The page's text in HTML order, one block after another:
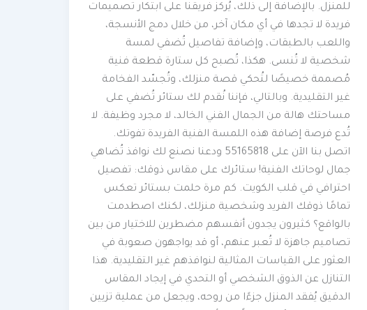
للمنزل. بالإضافة إلى ذلك، يُركز فريقنا على ابتكار تصميمات
فريدة لا تجدها في أي مكان آخر، من خلال دمج الأنسجة،
واللعب بالطبقات، وإضافة تفاصيل تُضفي لمسة
شخصية لا تُنسى. هكذا، تُصبح كل ستارة قطعة فنية
مُصممة خصيصًا لتُحكي قصة منزلك، وتُجسّد الفخامة
غير التقليدية. وبالتالي، فإننا نُقدم لك ستائر تُضفي على
مساحتك هالة من الجمال الفني الخالد، لا مجرد وظيفة. لا
تُدع فرصة إضافة هذه اللمسة الفنية الفريدة تفوتك.
اتصل بنا الآن على 55165818 ودعنا نصنع لك نوافذ تُضاهي
جمال لوحاتك الفنية! ستائرك على مقاس ذوقك: تفصيل
احترافي في قلب الكويت. كم مرة حلمت بستائر تعكس
تمامًا ذوقك الفريد وشخصية منزلك، لكنك اصطدمت
بالواقع؟ كثيرون يجدون أنفسهم مضطرين للاختيار من بين
تصاميم جاهزة لا تُعبر عنهم، أو قد يواجهون صعوبة في
العثور على القياسات المثالية لنوافذهم غير التقليدية. هذا
التنازل عن الذوق الشخصي أو التحدي في إيجاد المقاس
الدقيق يُفقد المنزل جزءًا من روحه، ويجعل من عملية تزيين